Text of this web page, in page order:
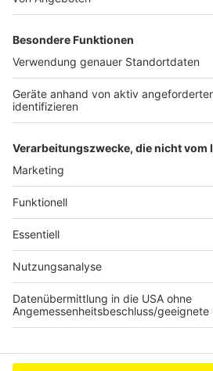
der 2. Durchgang der
Merz der nächste Bundeskanzler
wieder eine absolute Mehrheit,
ersten Wahlgang hatte er nur
Die Grünen im Bundestag wollen
Fraktionsspitze mit ihren
diesem Durchgang nicht zur
Anzeige
Anzeige